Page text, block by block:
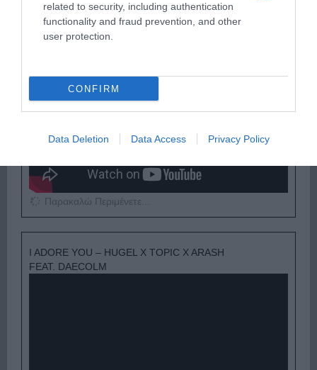
related to security, including authentication
functionality and fraud prevention, and other
user protection.
CONFIRM
Data Deletion Data Access Privacy Policy
ΟΠΟΥ ΚΙ ΑΝ ΠΑΣ – ΟΙΚΟΝΟΜΟΠΟΥΛΟΣ
ΝΙΚΟΣ
Παρακαλώ Περιμένετε...
I ADORE YOU – HUGEL X TOPIC X ARASH
FEAT. DAECOLM